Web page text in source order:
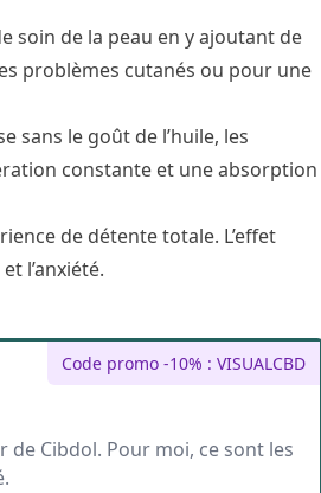
soin de la peau en y ajoutant de
problèmes cutanés ou pour une
sans le goût de l’huile, les
constante et une absorption
de détente totale. L’effet
l’anxiété.
Code promo -10% : VISUALCBD
de Cibdol. Pour moi, ce sont les